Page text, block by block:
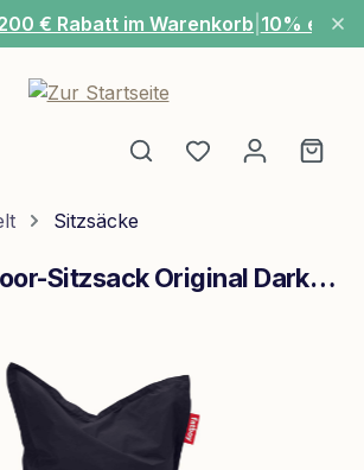
€ Rabatt im Warenkorb 10% extra
Du hast 0
Sitzsäcke
fatboy Outdoor-Sitzsack Original Dark Ocean